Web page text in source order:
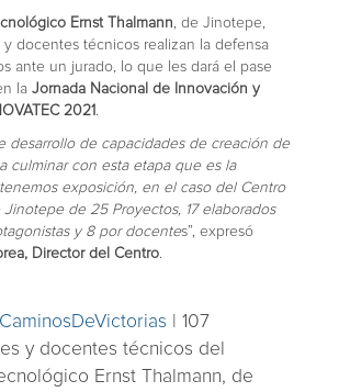
Ernst Thalmann , de Jinotepe,
y docentes técnicos realizan la defensa
ante un jurado, lo que les dará el pase
la Jornada Nacional de Innovación y
2021
desarrollo de capacidades de creación de
culminar con esta etapa que es la
exposición, en el caso del Centro
Jinotepe de 25 Proyectos, 17 elaborados
y 8 por docentes”, expresó
Director del Centro
| 107
y docentes técnicos del
Ernst Thalmann, de